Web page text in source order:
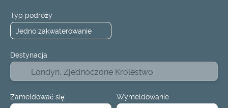
Typ podróży
Destynacja
Zameldować się Wymeldowanie